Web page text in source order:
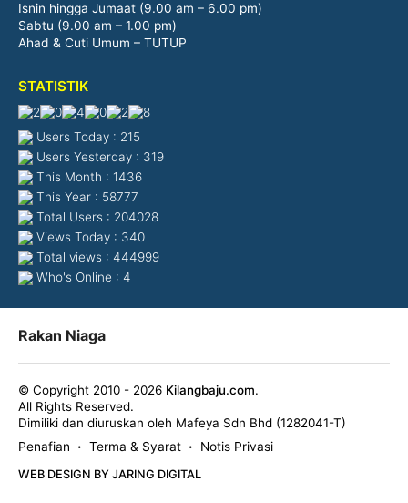
Isnin hingga Jumaat (9.00 am – 6.00 pm)
Sabtu (9.00 am – 1.00 pm)
Ahad & Cuti Umum – TUTUP
STATISTIK
Users Today : 215
Users Yesterday : 319
This Month : 1436
This Year : 58777
Total Users : 204028
Views Today : 340
Total views : 444999
Who's Online : 4
Rakan Niaga
© Copyright 2010 - 2026 Kilangbaju.com.
All Rights Reserved.
Dimiliki dan diuruskan oleh Mafeya Sdn Bhd (1282041-T)
Penafian
• Terma & Syarat • Notis Privasi
WEB DESIGN BY JARING DIGITAL